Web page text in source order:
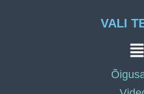
VALI